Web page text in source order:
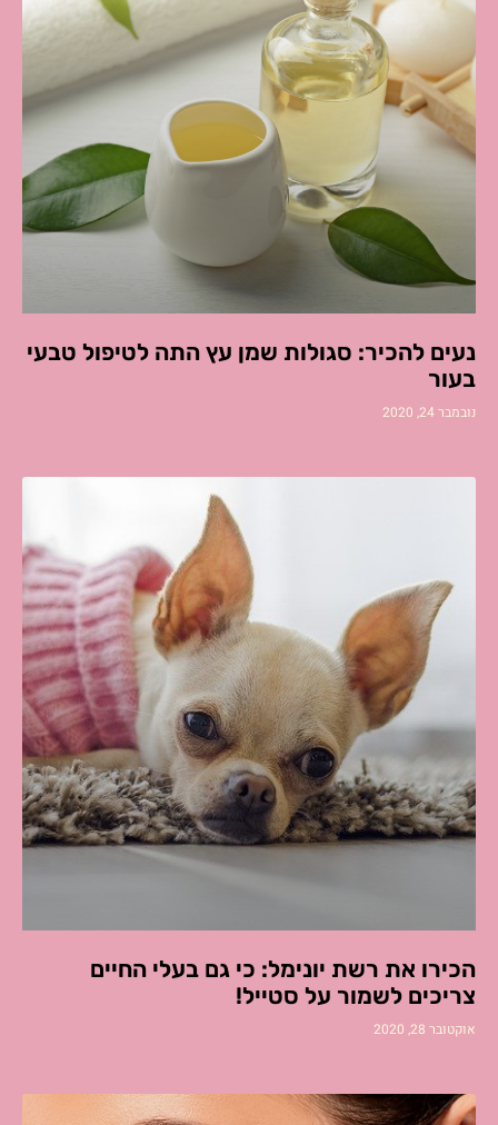
נעים להכיר: סגולות שמן עץ התה לטיפול טבעי
בעור
נובמבר 24, 2020
הכירו את רשת יונימל: כי גם בעלי החיים
צריכים לשמור על סטייל!
אוקטובר 28, 2020